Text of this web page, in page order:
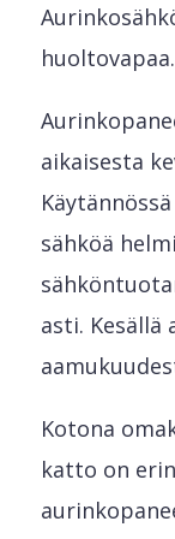
huoltovapaa.
aikaisesta
sähköä
asti. Kesällä
Kotona
katto on